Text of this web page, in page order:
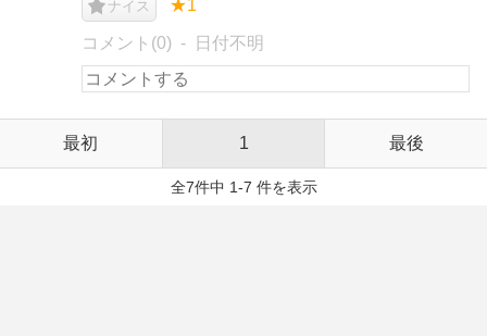
ナイス ★1
コメント(0) 日付不明
最初 1 最後
全7件中 1-7 件を表示